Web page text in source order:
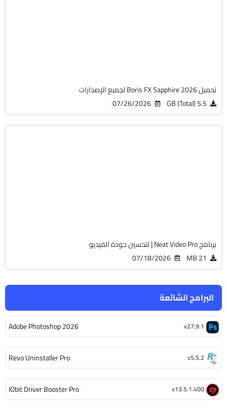
البرامج الشائعة
Adobe Photoshop 2026 v27.9.1
Revo Uninstaller Pro v5.5.2
IObit Driver Booster Pro v13.5.1.400
تحميل Boris FX Sapphire 2026 لجميع الإصدارات
5.5 GB (Total)
07/26/2026
برنامج Neat Video Pro | لتحسين جودة الفيديو
21 MB
07/18/2026